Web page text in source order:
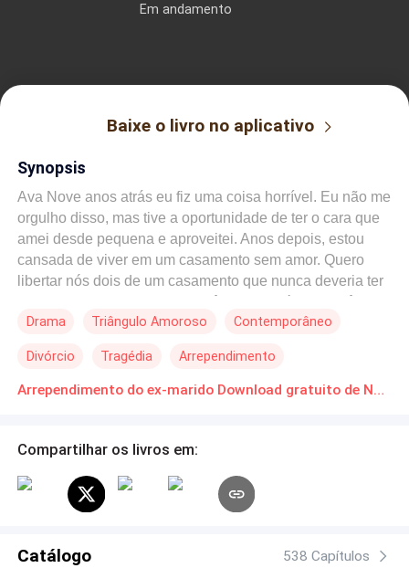
Em andamento
Baixe o livro no aplicativo
Synopsis
Ava Nove anos atrás eu fiz uma coisa horrível. Eu não me
orgulho disso, mas tive a oportunidade de ter o cara que
amei desde pequena e aproveitei. Anos depois, estou
cansada de viver em um casamento sem amor. Quero
libertar nós dois de um casamento que nunca deveria ter
que dar liberdade.. Eu sei que ele nunca vai me amar e
sempre vai ser dela e, apesar dos meus pecados, eu
mereço ser amada. RowanNove anos atrás, eu estava
no processo, perdi o amor da minha vida. Eu sabia que
com uma esposa que não queria. Com a mulher errada.
Agora ela mais uma vez mudou minha vida, se
coisas, o amor da minha vida voltou à cidade. Agora, a
Drama Triângulo Amoroso Contemporâneo
Divórcio Tragédia Arrependimento
Arrependimento do ex-marido Download gratuito de Novelas Online em PDF
Compartilhar os livros em:
Catálogo 538 Capítulos